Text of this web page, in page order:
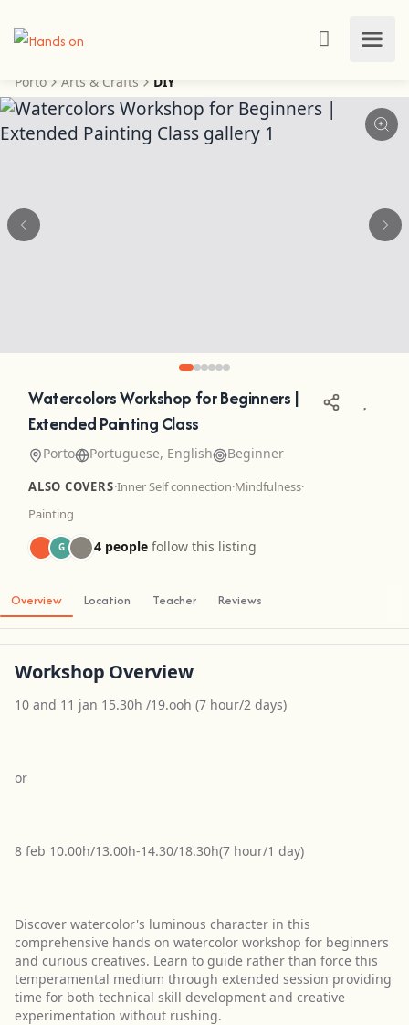
Porto Arts & Crafts DIY
Watercolors Workshop for Beginners |
Extended Painting Class
Porto Portuguese, English Beginner
ALSO COVERS·Inner Self connection·Mindfulness·
Painting
G 4 people follow this listing
Overview Location Teacher Reviews
Workshop Overview
10 and 11 jan 15.30h /19.ooh (7 hour/2 days)
or
8 feb 10.00h/13.00h-14.30/18.30h(7 hour/1 day)
Discover watercolor's luminous character in this
comprehensive hands on watercolor workshop for beginners
and curious creatives. Learn to guide rather than force this
temperamental medium through extended session providing
time for both technical skill development and creative
experimentation without rushing.